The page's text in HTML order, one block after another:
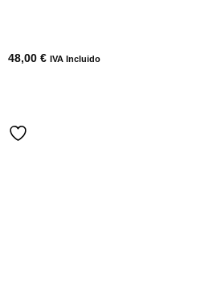
48,00 € IVA Incluido